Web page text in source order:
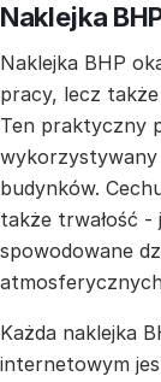
Naklejka
Naklejka BHP
pracy, lecz
Ten praktyczny
budynków.
także trwałość -
spowodowane
Każda naklejka
internetowym